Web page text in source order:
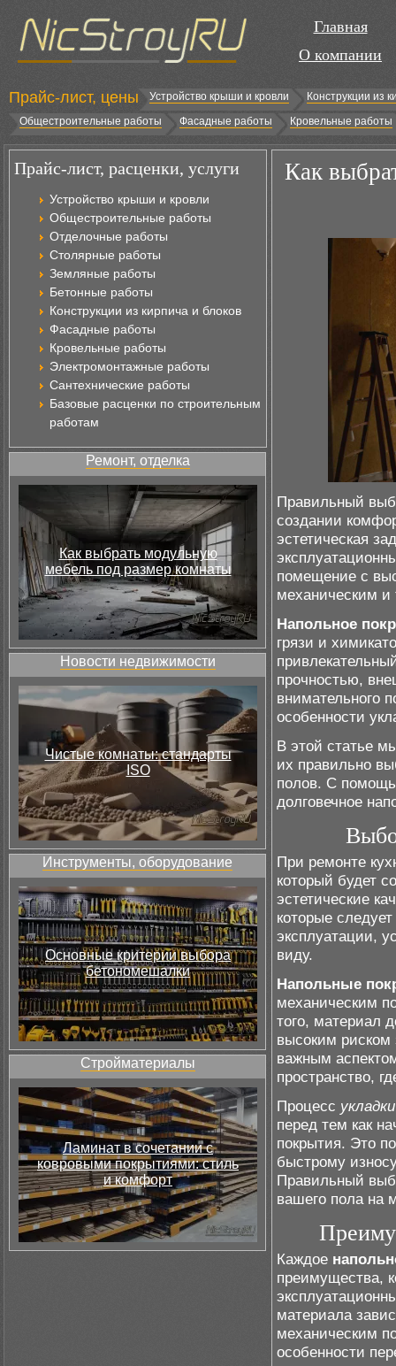
Главная
О компании
Прайс-лист, цены Устройство крыши и кровли
Конструкции из
Общестроительные работы
Фасадные работы Кровельные работы
Прайс-лист, расценки, услуги
Устройство крыши и кровли
Общестроительные работы
Отделочные работы
Столярные работы
Земляные работы
Бетонные работы
Конструкции из кирпича и блоков
Фасадные работы
Кровельные работы
Электромонтажные работы
Сантехнические работы
Базовые расценки по строительным
работам
Ремонт, отделка
Как выбрать модульную
мебель под размер комнаты
Новости недвижимости
Чистые комнаты: стандарты
ISO
Инструменты, оборудование
Основные критерии выбора
бетономешалки
Стройматериалы
Ламинат в сочетании с
ковровыми покрытиями: стиль
и комфорт
Как
Правильный
создании
эстетическая
помещение с
механическим
Напольное
грязи и
прочностью,
внимательного
особенности
В этой статье
их правильно
полов. С
долговечное
При ремонте
который будет
эстетические
которые
эксплуатации,
виду.
Напольные
механическим
того, материал
высоким риском
важным
пространство,
Процесс
перед тем как
покрытия. Это
быстрому
Правильный
вашего пола на
Каждое
преимущества,
материала
механическим
особенности